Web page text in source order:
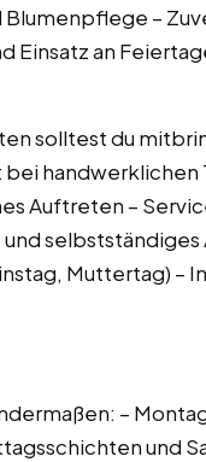
–
Einsatz an
solltest du
handwerklichen
Auftreten –
Muttertag) –
–
und